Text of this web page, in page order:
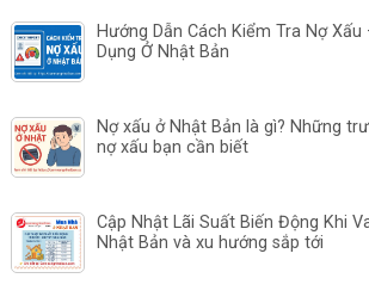
Hướng Dẫn Cách Kiểm Tra Nợ
Dụng Ở Nhật Bản
Nợ xấu ở Nhật Bản là gì? Những
nợ xấu bạn cần biết
Cập Nhật Lãi Suất Biến Động Khi
Nhật Bản và xu hướng sắp tới